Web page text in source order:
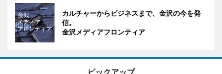
カルチャーからビジネスまで、金沢の今を発
信。
金沢メディアフロンティア